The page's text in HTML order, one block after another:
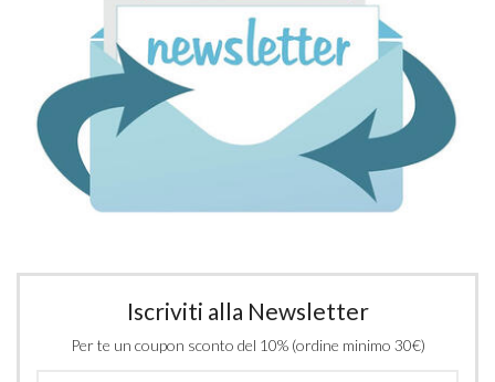
Iscriviti alla Newsletter
Per te un coupon sconto del 10% (ordine minimo 30€)